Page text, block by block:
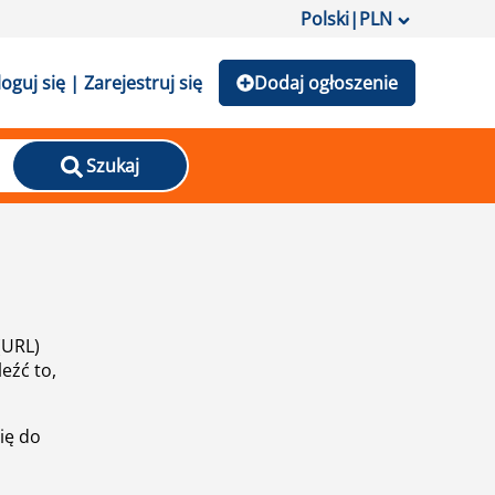
Polski|PLN
się | Zarejestruj się Dodaj ogłoszenie
Szukaj
to,
do